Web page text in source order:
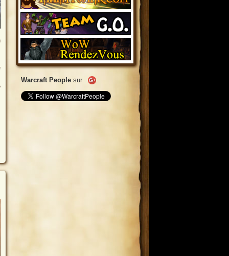
Warcraft People sur